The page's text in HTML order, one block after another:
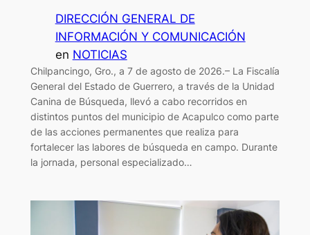
DIRECCIÓN GENERAL DE
INFORMACIÓN Y COMUNICACIÓN
en NOTICIAS
Chilpancingo, Gro., a 7 de agosto de 2026.– La Fiscalía
General del Estado de Guerrero, a través de la Unidad
Canina de Búsqueda, llevó a cabo recorridos en
distintos puntos del municipio de Acapulco como parte
de las acciones permanentes que realiza para
fortalecer las labores de búsqueda en campo. Durante
la jornada, personal especializado…